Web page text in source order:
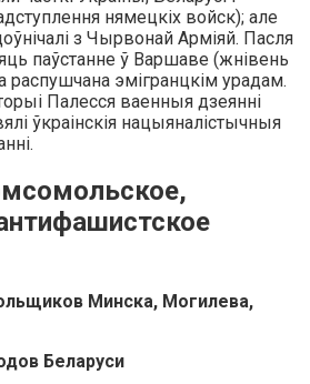
нямецкіх войск); але
з Чырвонай Арміяй. Пасля
паўстанне ў Варшаве (жнівень
распушчана эмігранцкім урадам.
Палесся ваенныя дзеянні
ўкраінскія нацыяналістычныя
Минска, Могилева,
Беларуси